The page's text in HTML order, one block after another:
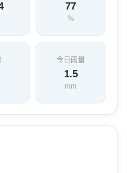
77
%
今日雨量
1.5
mm